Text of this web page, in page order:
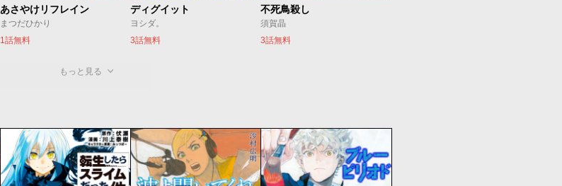
あさやけリフレイン
まつだひかり
1話無料
ディグイット
ヨシダ。
3話無料
不死鳥殺し
須賀晶
3話無料
もっと見る